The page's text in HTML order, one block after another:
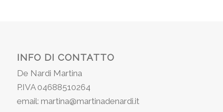
INFO DI CONTATTO
De Nardi Martina
P.IVA 04688510264
email: martina@martinadenardi.it